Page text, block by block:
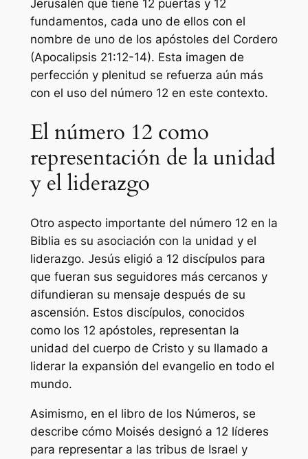
Jerusalén que tiene 12 puertas y 12
fundamentos, cada uno de ellos con el
nombre de uno de los apóstoles del Cordero
(Apocalipsis 21:12-14). Esta imagen de
perfección y plenitud se refuerza aún más
con el uso del número 12 en este contexto.
El número 12 como
representación de la unidad
y el liderazgo
Otro aspecto importante del número 12 en la
Biblia es su asociación con la unidad y el
liderazgo. Jesús eligió a 12 discípulos para
que fueran sus seguidores más cercanos y
difundieran su mensaje después de su
ascensión. Estos discípulos, conocidos
como los 12 apóstoles, representan la
unidad del cuerpo de Cristo y su llamado a
liderar la expansión del evangelio en todo el
mundo.
Asimismo, en el libro de los Números, se
describe cómo Moisés designó a 12 líderes
para representar a las tribus de Israel y